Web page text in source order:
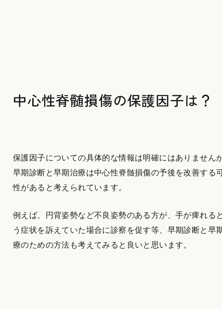
中心性脊髄損傷の保護因子は？
保護因子についての具体的な情報は明確にはありません
早期診断と早期治療は中心性脊髄損傷の予後を改善する
性があると考えられています。
例えば、円背姿勢など不良姿勢のある方が、手が痺れる
う症状を訴えていた場合に診察を促す等、早期診断と早
療のための方法も考えてみると良いと思います。